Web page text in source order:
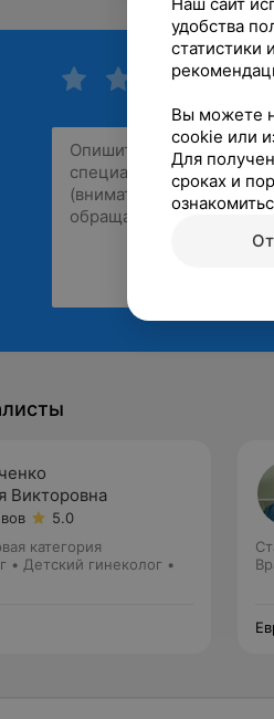
Викторовна
5.0
категория
• Детский гинеколог •
удобства
статистики
Вы можете
cookie или
Для
сроках и